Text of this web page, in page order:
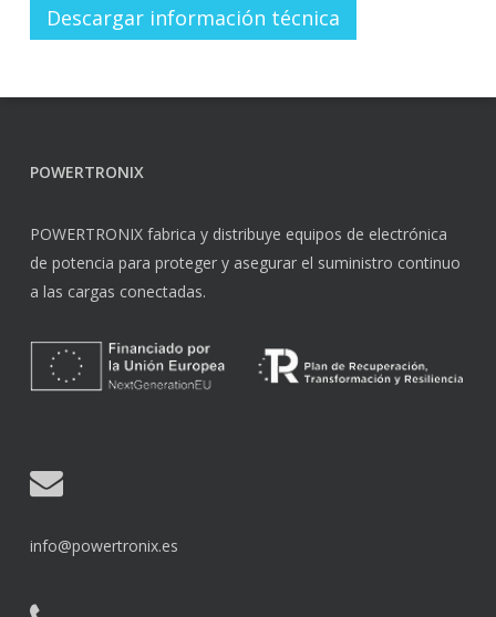
Descargar información técnica
POWERTRONIX
POWERTRONIX fabrica y distribuye equipos de electrónica
de potencia para proteger y asegurar el suministro continuo
a las cargas conectadas.
info@powertronix.es